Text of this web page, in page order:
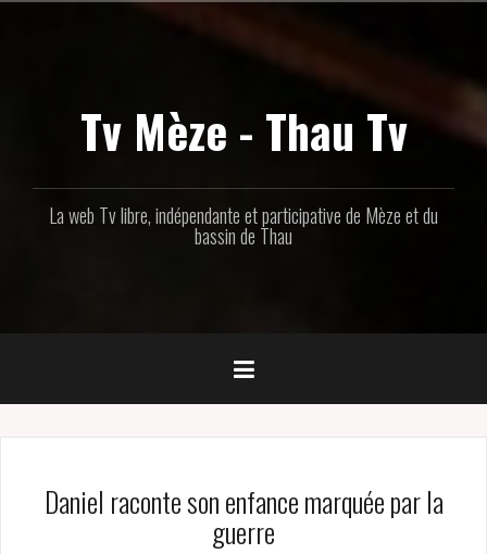
Tv Mèze - Thau Tv
La web Tv libre, indépendante et participative de Mèze et du
bassin de Thau
Daniel raconte son enfance marquée par la
guerre